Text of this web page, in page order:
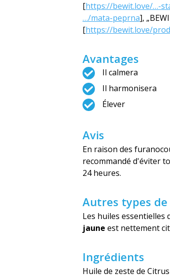
[https://bewit.love/…-
…/mata-peprna],
[https://bewit.love/
Avantages
Il calmera
Il harmonisera
Élever
Avis
En raison des
recommandé d'éviter
24 heures.
Autres types
Les huiles
jaune est nettement
Ingrédients
Huile de zeste de